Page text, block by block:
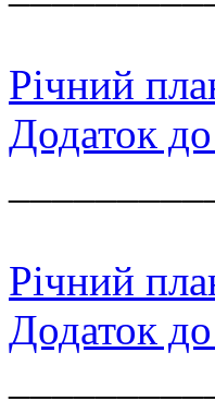
Річний
Додаток до
Річний
Додаток до